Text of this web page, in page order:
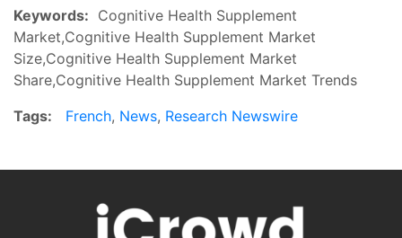
Keywords: Cognitive Health Supplement
Market,Cognitive Health Supplement Market
Size,Cognitive Health Supplement Market
Share,Cognitive Health Supplement Market Trends
Tags:
French, News, Research Newswire